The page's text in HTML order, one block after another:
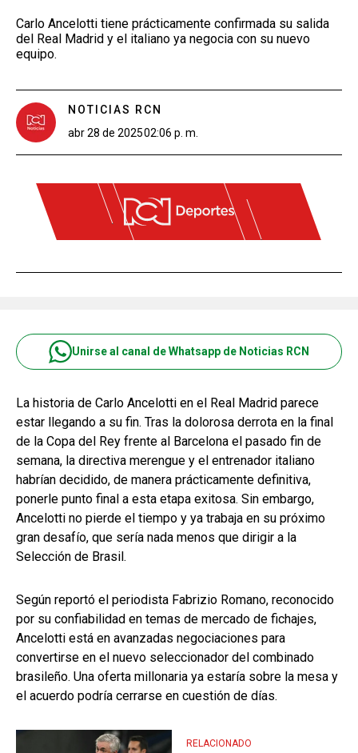
Carlo Ancelotti tiene prácticamente confirmada su salida
del Real Madrid y el italiano ya negocia con su nuevo
equipo.
NOTICIAS RCN
abr 28 de 202502:06 p. m.
Unirse al canal de Whatsapp de Noticias RCN
La historia de Carlo Ancelotti en el Real Madrid parece
estar llegando a su fin. Tras la dolorosa derrota en la final
de la Copa del Rey frente al Barcelona el pasado fin de
semana, la directiva merengue y el entrenador italiano
habrían decidido, de manera prácticamente definitiva,
ponerle punto final a esta etapa exitosa. Sin embargo,
Ancelotti no pierde el tiempo y ya trabaja en su próximo
gran desafío, que sería nada menos que dirigir a la
Selección de Brasil.
Según reportó el periodista Fabrizio Romano, reconocido
por su confiabilidad en temas de mercado de fichajes,
Ancelotti está en avanzadas negociaciones para
convertirse en el nuevo seleccionador del combinado
brasileño. Una oferta millonaria ya estaría sobre la mesa y
el acuerdo podría cerrarse en cuestión de días.
RELACIONADO